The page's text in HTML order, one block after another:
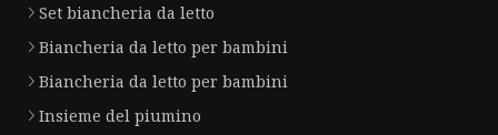
Set biancheria da letto
Biancheria da letto per bambini
Biancheria da letto per bambini
Insieme del piumino